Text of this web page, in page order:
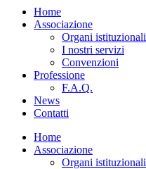
Home
Associazione
Organi istituzionali
I nostri servizi
Convenzioni
Professione
F.A.Q.
News
Contatti
Home
Associazione
Organi istituzionali